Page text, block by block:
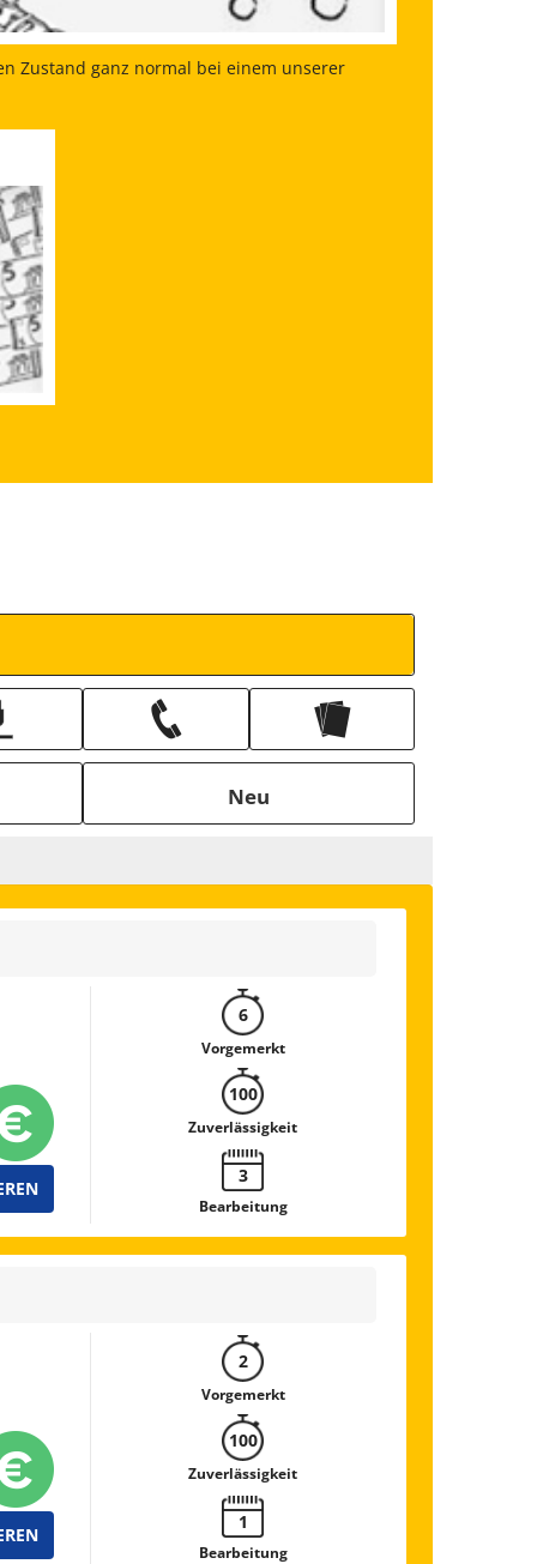
Zustand ganz normal bei einem unserer
Neu
6
Vorgemerkt
100
Zuverlässigkeit
3
Bearbeitung
2
Vorgemerkt
100
Zuverlässigkeit
1
Bearbeitung